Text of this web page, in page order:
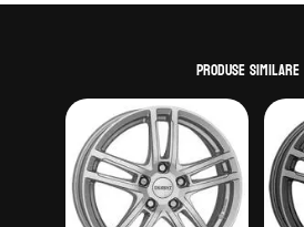
Produse similare